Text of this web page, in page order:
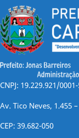
CNPJ: 19.229.921/
Av. Tico Neves, 1.455
CEP: 39.682-050